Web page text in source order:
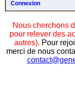
Connexion
Nous cherchons
pour relever des
autres). Pour
merci de nous